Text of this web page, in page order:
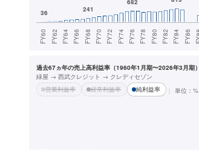
過去67ヵ年の売上高利益率（1960年1月期〜2026年3月期）
緑屋 → 西武クレジット → クレディセゾン
営業利益率
経常利益率 純利益率 単位：%